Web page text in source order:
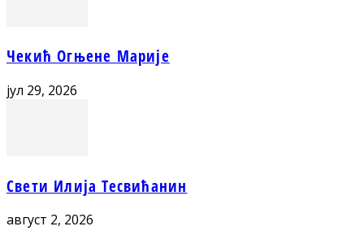
Чекић Огњене Марије
јул 29, 2026
Свети Илија Тесвићанин
август 2, 2026